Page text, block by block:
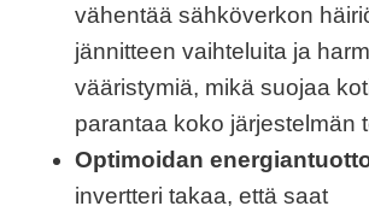
vähentää sähköverkon
jännitteen vaihteluita ja
vääristymiä, mikä suojaa
parantaa koko järjestelmän
Optimoidan
invertteri takaa, että saat